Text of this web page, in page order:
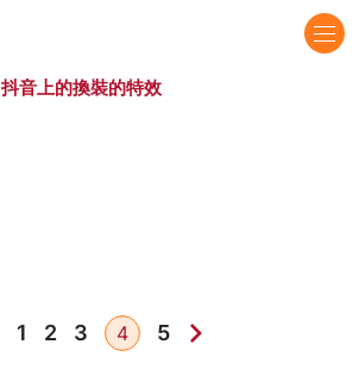
抖音上的換裝的特效
1 2 3 4 5